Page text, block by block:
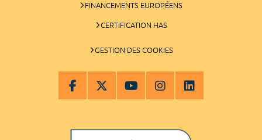
FINANCEMENTS EUROPÉENS
CERTIFICATION HAS
GESTION DES COOKIES